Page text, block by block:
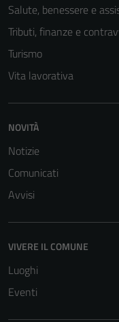
Salute, benessere e
Tributi, finanze e
Turismo
Vita lavorativa
NOVITÀ
Notizie
Comunicati
Avvisi
VIVERE IL COMUNE
Luoghi
Eventi